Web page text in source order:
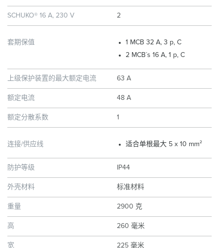
SCHUKO® 16 A, 230 V 2
套期保值
1 MCB 32 A, 3 p, C
2 MCB´s 16 A, 1 p, C
上级保护装置的最大额定电流 63 A
额定电流 48 A
额定分散系数 1
连接/供应线 适合单根最大 5 x 10 mm²
防护等级 IP44
外壳材料 标准材料
重量 2900 克
高 260 毫米
宽 225 毫米